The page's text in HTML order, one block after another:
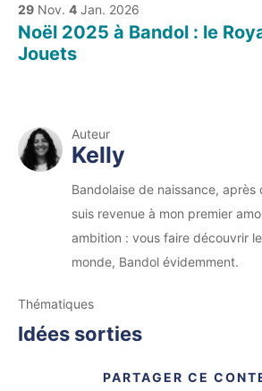
29 Nov. 4 Jan. 2026
Noël 2025 à Bandol : le
Jouets
Auteur
Kelly
Bandolaise de naissance,
suis revenue à mon premier
ambition : vous faire découvrir
monde, Bandol évidemment.
Thématiques
Idées sorties
PARTAGER CE